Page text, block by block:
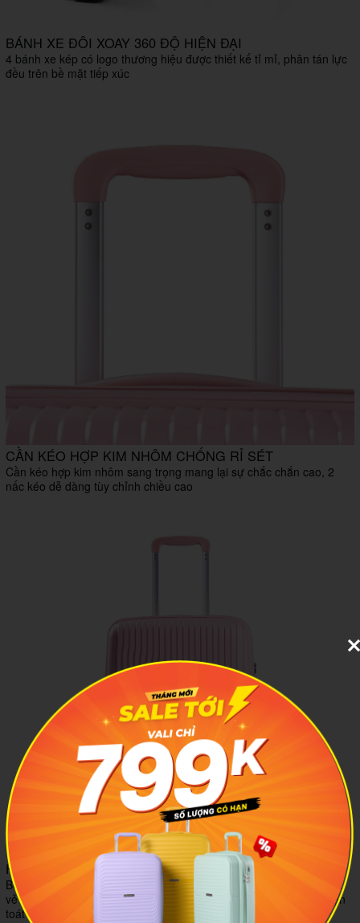
BÁNH XE ĐÔI XOAY 360 ĐỘ HIỆN ĐẠI
4 bánh xe kép có logo thương hiệu được thiết kế tỉ mỉ, phân tán lực
đều trên bề mặt tiếp xúc
CẦN KÉO HỢP KIM NHÔM CHỐNG RỈ SÉT
Cần kéo hợp kim nhôm sang trọng mang lại sự chắc chắn cao, 2
nấc kéo dễ dàng tùy chỉnh chiều cao
HỌA TIẾT THỜI THƯỢNG
Bề mặt vali được thiết kế với họa tiết kẻ sọc độc đáo, vừa mang lại
vẻ thời trang, vừa giúp hạn chế trầy xước cùng tone màu nhã nhặn
toát lên vẻ sang trọng